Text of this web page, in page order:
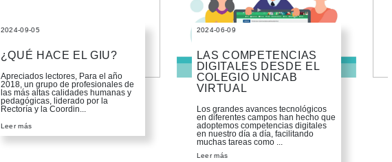
2024-09-05
¿QUÉ HACE EL GIU?
Apreciados lectores, Para el año
2018, un grupo de profesionales de
las más altas calidades humanas y
pedagógicas, liderado por la
Rectoría y la Coordin...
Leer más
2024-06-09
LAS COMPETENCIAS
DIGITALES DESDE EL
COLEGIO UNICAB
VIRTUAL
Los grandes avances tecnológicos
en diferentes campos han hecho que
adoptemos competencias digitales
en nuestro día a día, facilitando
muchas tareas como ...
Leer más